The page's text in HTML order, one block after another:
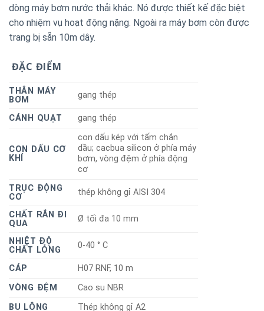
dòng máy bơm nước thải khác. Nó được thiết kế đặc biệt
cho nhiệm vụ hoạt động nặng. Ngoài ra máy bơm còn được
trang bị sẵn 10m dây.
ĐẶC ĐIỂM
THÂN MÁY
BƠM
gang thép
CÁNH QUẠT gang thép
CON DẤU CƠ
KHÍ
con dấu kép với tấm chắn
dầu; cacbua silicon ở phía máy
bơm, vòng đệm ở phía động
cơ
TRỤC ĐỘNG
CƠ
thép không gỉ AISI 304
CHẤT RẮN ĐI
QUA
Ø tối đa 10 mm
NHIỆT ĐỘ
CHẤT LỎNG
0-40 ° C
CÁP
H07 RNF, 10 m
VÒNG ĐỆM
Cao su NBR
BU LÔNG
Thép không gỉ A2